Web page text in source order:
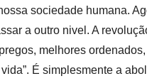
sociedade humana.
a outro nivel. A
melhores
É simplesmente a